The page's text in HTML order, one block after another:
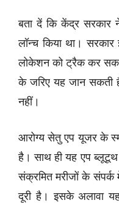
बता दें कि केंद्र सरकार
लॉन्च किया था।
लोकेशन को ट्रैक कर
के जरिए यह जान सकती
नहीं।
आरोग्य सेतु एप यूजर के
है। साथ ही यह एप
संक्रमित मरीजों के संपर्क
दूरी है। इसके अलावा